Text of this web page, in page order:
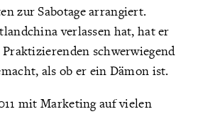
zur Sabotage arrangiert.
verlassen hat, hat er
schwerwiegend
als ob er ein Dämon ist.
mit Marketing auf vielen